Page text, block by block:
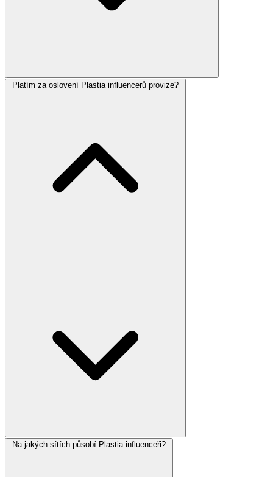
Platím za oslovení Plastia influencerů provize?
Na jakých sítích působí Plastia influenceři?